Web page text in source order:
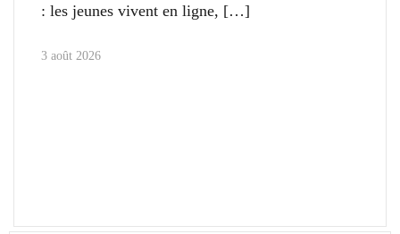
: les jeunes vivent en ligne,
3 août 2026